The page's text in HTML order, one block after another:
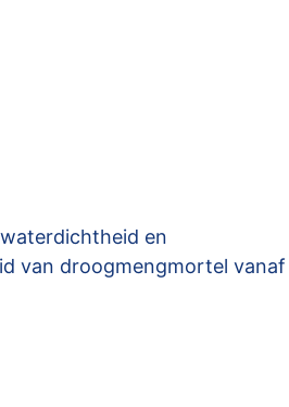
en
van droogmengmortel vanaf